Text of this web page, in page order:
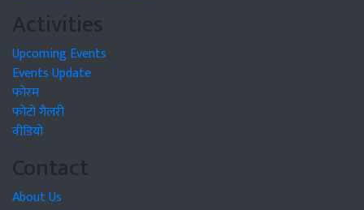
Activities
Upcoming Events
Events Update
फोरम
फोटो गैलरी
वीडियो
Contact
About Us